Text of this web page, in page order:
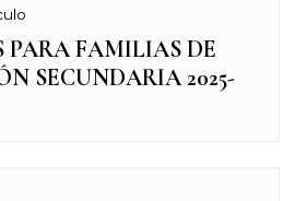
PARA FAMILIAS DE
SECUNDARIA 2025-